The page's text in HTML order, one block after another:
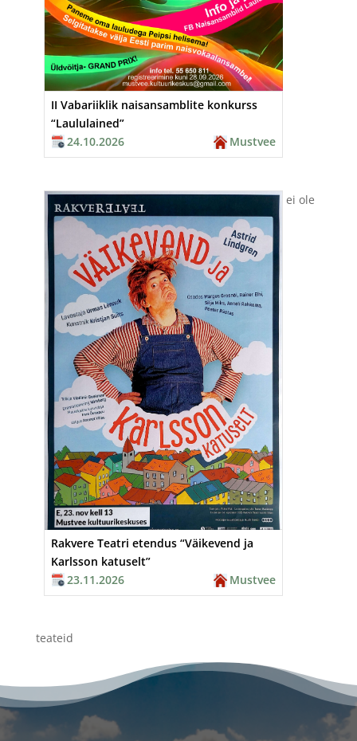
II Vabariiklik naisansamblite konkurss
“Laululained”
24.10.2026
Mustvee
Rakvere Teatri etendus “Väikevend ja
Karlsson katuselt”
23.11.2026
Mustvee
ei ole
teateid